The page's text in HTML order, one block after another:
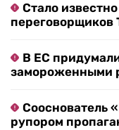
Стало
переговорщиков
В ЕС
замороженными
Сооснователь
рупором